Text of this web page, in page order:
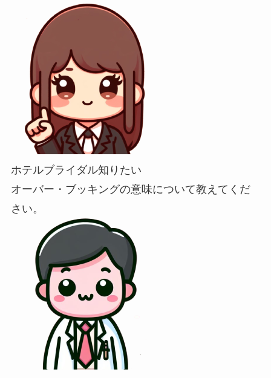
ホテルブライダル知りたい
オーバー・ブッキングの意味について教えてくだ
さい。